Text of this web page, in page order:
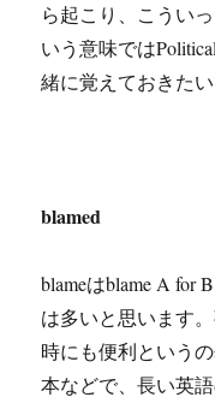
ら起こり、こうい
いう意味では
緒に覚えておきたい
blamed
blameはblame A for
は多いと思います
時にも便利という
本などで、長い英